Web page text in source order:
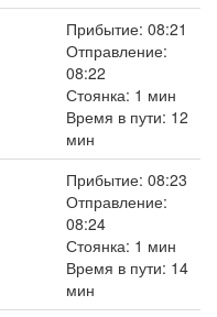
Прибытие: 08:21
Отправление:
08:22
Стоянка: 1 мин
Время в пути: 12
мин
Прибытие: 08:23
Отправление:
08:24
Стоянка: 1 мин
Время в пути: 14
мин